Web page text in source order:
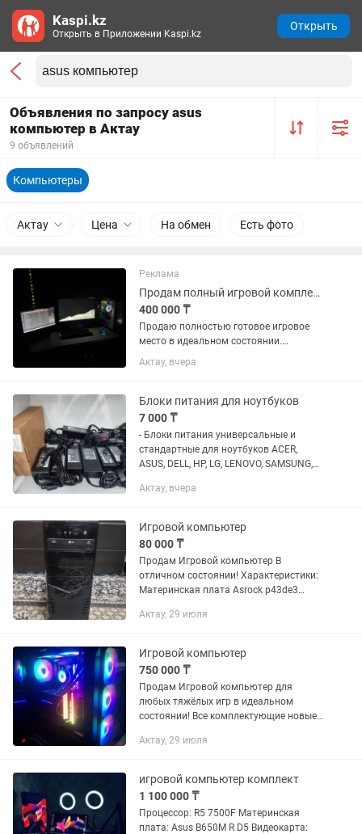
Объявления по запросу asus
компьютер в Актау
9 объявлений
Компьютеры
Актау Цена На обмен Есть фото
Реклама
Продам полный игровой комплект (SETUP) RTX 4060 i5-12400F 32 ГБ DD
400 000 ₸
Продаю полностью готовое игровое
место в идеальном состоянии.
Отличный вариант для игр, учебы,
программирования, монтажа,
не нужно — подключил и пользуйся.
Все с...
Актау, вчера
Блоки питания для ноутбуков
7 000 ₸
- Блоки питания универсальные и
стандартные для ноутбуков ACER,
ASUS, DELL, HP, LG, LENOVO, SAMSUNG,
мониторов - Шнуры питания к блокам
Актау, вчера
Игровой компьютер
80 000 ₸
Продам Игровой компьютер В
отличном состоянии! Характеристики:
Материнская плата Asrock p43de3
2.83GHz Оперативная память 16Gb
4Gb...
Актау, 29 июля
Игровой компьютер
750 000 ₸
Продам Игровой компьютер для
любых тяжёлых игр в идеальном
состоянии! Все комплектующие новые
Материнская плата MSI MAG Z690
Актау, 29 июля
игровой компьютер комплект
1 100 000 ₸
Процессор: R5 7500F Материнская
плата: Asus B650M R D5 Видеокарта:
Kaspi.kz
Открыть в Приложении Kaspi.kz
Открыть